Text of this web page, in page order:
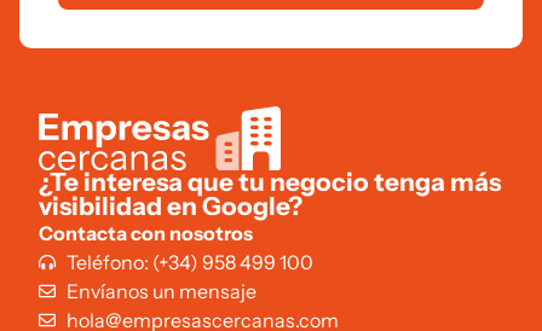
¿Te interesa que tu negocio tenga más
visibilidad en Google?
Contacta con nosotros
Teléfono: (+34) 958 499 100
Envíanos un mensaje
hola@empresascercanas.com